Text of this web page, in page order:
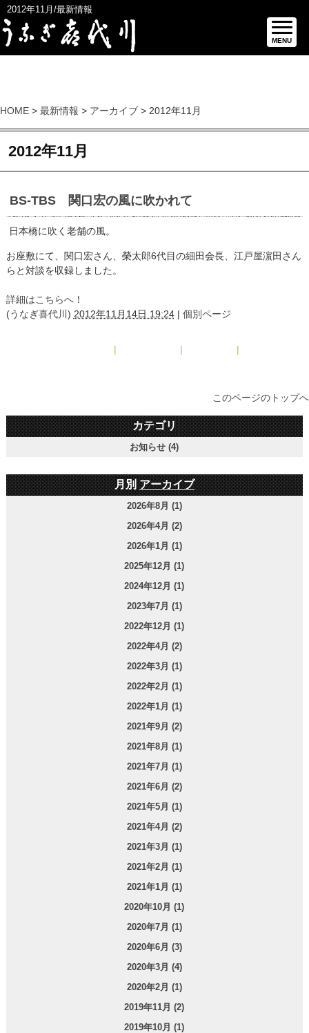
2012年11月/最新情報
MENU
HOME > 最新情報 > アーカイブ > 2012年11月
2012年11月
BS-TBS 関口宏の風に吹かれて
日本橋に吹く老舗の風。
お座敷にて、関口宏さん、榮太郎6代目の細田会長、江戸屋濵田さん
らと対談を収録しました。
詳細はこちらへ！
(うなぎ喜代川 ) 2012年11月14日 19:24| 個別ページ
| | |
このページのトップへ
カテゴリ
お知らせ (4)
月別アーカイブ
2026年8月 (1)
2026年4月 (2)
2026年1月 (1)
2025年12月 (1)
2024年12月 (1)
2023年7月 (1)
2022年12月 (1)
2022年4月 (2)
2022年3月 (1)
2022年2月 (1)
2022年1月 (1)
2021年9月 (2)
2021年8月 (1)
2021年7月 (1)
2021年6月 (2)
2021年5月 (1)
2021年4月 (2)
2021年3月 (1)
2021年2月 (1)
2021年1月 (1)
2020年10月 (1)
2020年7月 (1)
2020年6月 (3)
2020年3月 (4)
2020年2月 (1)
2019年11月 (2)
2019年10月 (1)